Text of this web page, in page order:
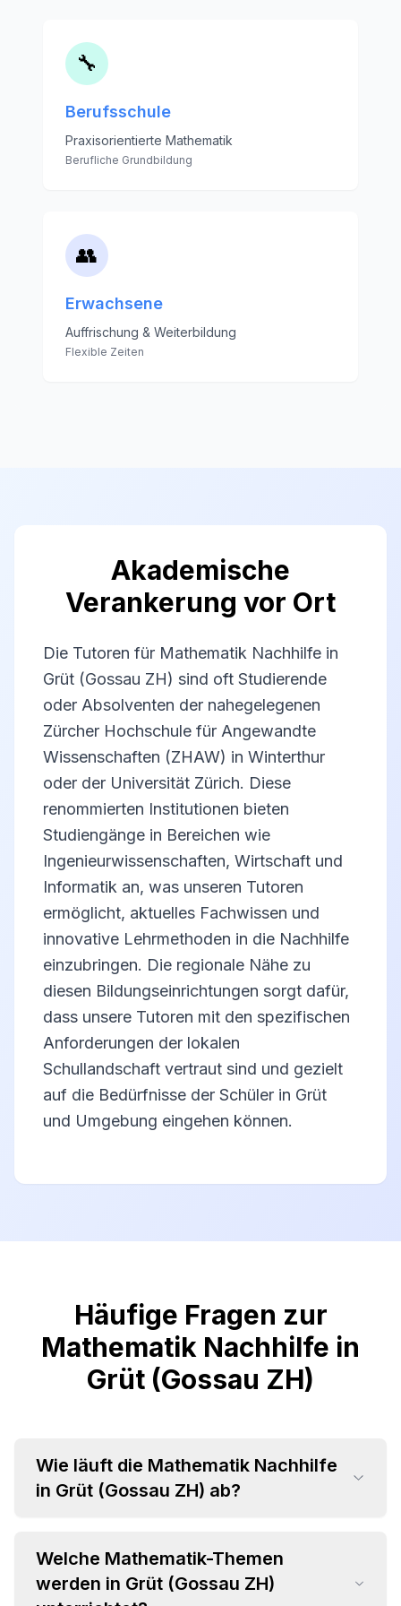
🔧
Berufsschule
Praxisorientierte Mathematik
Berufliche Grundbildung
👥
Erwachsene
Auffrischung & Weiterbildung
Flexible Zeiten
Akademische
Verankerung vor Ort
Die Tutoren für Mathematik Nachhilfe in
Grüt (Gossau ZH) sind oft Studierende
oder Absolventen der nahegelegenen
Zürcher Hochschule für Angewandte
Wissenschaften (ZHAW) in Winterthur
oder der Universität Zürich. Diese
renommierten Institutionen bieten
Studiengänge in Bereichen wie
Ingenieurwissenschaften, Wirtschaft und
Informatik an, was unseren Tutoren
ermöglicht, aktuelles Fachwissen und
innovative Lehrmethoden in die Nachhilfe
einzubringen. Die regionale Nähe zu
diesen Bildungseinrichtungen sorgt dafür,
dass unsere Tutoren mit den spezifischen
Anforderungen der lokalen
Schullandschaft vertraut sind und gezielt
auf die Bedürfnisse der Schüler in Grüt
und Umgebung eingehen können.
Häufige Fragen zur
Mathematik Nachhilfe in
Grüt (Gossau ZH)
Wie läuft die Mathematik Nachhilfe
in Grüt (Gossau ZH) ab?
Welche Mathematik-Themen
werden in Grüt (Gossau ZH)